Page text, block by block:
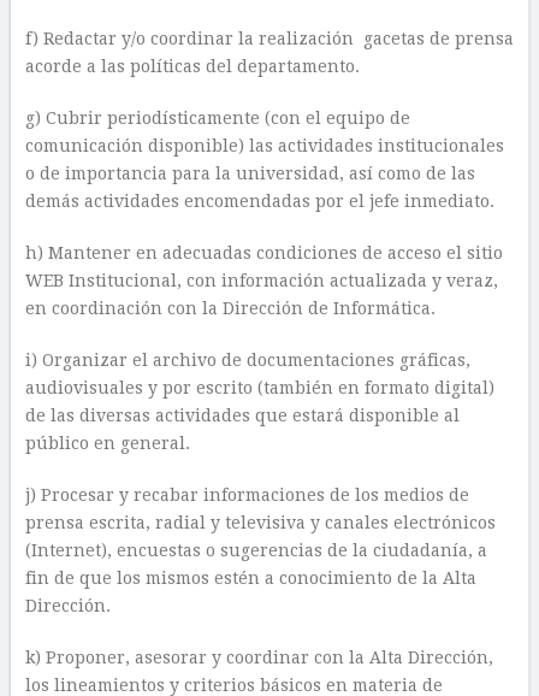
f) Redactar y/o coordinar la realización gacetas de prensa
acorde a las políticas del departamento.
g) Cubrir periodísticamente (con el equipo de
comunicación disponible) las actividades institucionales
o de importancia para la universidad, así como de las
demás actividades encomendadas por el jefe inmediato.
h) Mantener en adecuadas condiciones de acceso el sitio
WEB Institucional, con información actualizada y veraz,
en coordinación con la Dirección de Informática.
i) Organizar el archivo de documentaciones gráficas,
audiovisuales y por escrito (también en formato digital)
de las diversas actividades que estará disponible al
público en general.
j) Procesar y recabar informaciones de los medios de
prensa escrita, radial y televisiva y canales electrónicos
(Internet), encuestas o sugerencias de la ciudadanía, a
fin de que los mismos estén a conocimiento de la Alta
Dirección.
k) Proponer, asesorar y coordinar con la Alta Dirección,
los lineamientos y criterios básicos en materia de